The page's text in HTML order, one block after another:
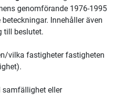
genomförande 1976-1995
Innehåller även
till beslutet.
vilka fastigheter fastigheten
samfällighet eller